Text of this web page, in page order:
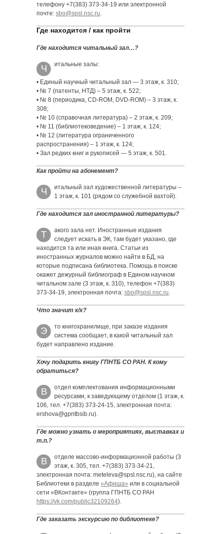
телефону +7(383) 373-34-19 или электронной
почте: sbo@spsl.nsc.ru.
Где находится / как пройти
Где находится читальный зал…?
Ч итальные залы:
• Единый научный читальный зал — 3 этаж, к. 310;
• № 7 (патенты, НТД) – 5 этаж, к. 522;
• № 8 (периодика, CD-ROM, DVD-ROM) – 3 этаж, к.
308;
• № 10 (справочная литература) – 2 этаж, к. 209;
• № 11 (библиотековедение) – 1 этаж, к. 124;
• № 12 (литература ограниченного
распространения) – 1 этаж, к. 124;
• Зал редких книг и рукописей — 5 этаж, к. 501.
Как пройти на абонемент?
Ч
итальный зал художественной литературы –
1 этаж, к. 101 (рядом со служебной вахтой).
Где находится зал иностранной литературы?
Т
акого зала нет. Иностранные издания
следует искать в ЭК, там будет указано, где
находится та или иная книга. Статьи из
иностранных журналов можно найти в БД, на
которые подписана библиотека. Помощь в поиске
окажет дежурный библиограф в Едином научном
читальном зале (3 этаж, к. 310), телефон +7(383)
373-34-19, электронная почта: sbo@spsl.nsc.ru.
Что значит к/х?
Э
то книгохранилище, при заказе издания
система сообщает, в какой читальный зал
будет направлено издание.
Хочу подарить книгу ГПНТБ СО РАН. К кому
обратиться?
В
отдел комплектования информационными
ресурсами, к заведующему отделом (1 этаж, к.
106, тел. +7(383) 373-24-15, электронная почта:
ershova@gpntbsib.ru).
Где можно узнать о мероприятиях, выставках и
т.п.?
В
отделе массово-информационной работы (3
этаж, к. 305, тел. +7(383) 373-34-21,
электронная почта: meteleva@spsl.nsc.ru), на сайте
Библиотеки в разделе «Афиша» или в социальной
сети «ВКонтакте» (группа ГПНТБ СО РАН
https://vk.com/public32109264).
Где заказать экскурсию по библиотеке?